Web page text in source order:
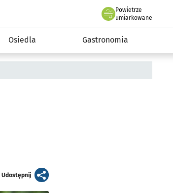
Powietrze
we Wrocławiu
umiarkowane
Osiedla Gastronomia
Udostępnijartykuł